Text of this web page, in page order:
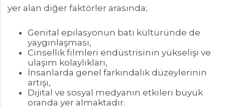
yer alan diğer faktörler arasında;
Genital epilasyonun batı kültüründe de
yaygınlaşması,
Cinsellik filmleri endüstrisinin yükselişi ve
ulaşım kolaylıkları,
İnsanlarda genel farkındalık düzeylerinin
artışı,
Dijital ve sosyal medyanın etkileri büyük
oranda yer almaktadır.